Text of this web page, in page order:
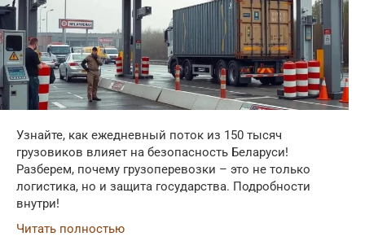
Узнайте, как ежедневный поток из 150 тысяч
грузовиков влияет на безопасность Беларуси!
Разберем, почему грузоперевозки – это не только
логистика, но и защита государства. Подробности
внутри!
Читать полностью